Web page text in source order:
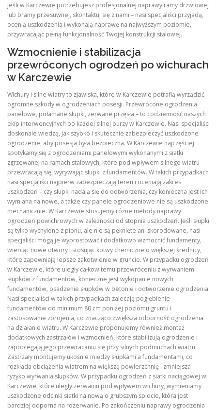
Jeśli w Karczewie potrzebujesz profesjonalnej naprawy ramy drzwiowej
lub bramy przesuwnej, skontaktuj się z nami – nasi specjaliści przyjadą,
ocenią uszkodzenia i wykonają naprawę na najwyższym poziomie,
przywracając pełną funkcjonalność Twojej konstrukcji stalowej.
Wzmocnienie i stabilizacja
przewróconych ogrodzeń po wichurach
w Karczewie
Wichury i silne wiatry to zjawiska, które w Karczewie potrafią wyrządzić
ogromne szkody w ogrodzeniach posesji. Przewrócone ogrodzenia
panelowe, połamane słupki, zerwane przęsła – to codzienność naszych
ekip interwencyjnych po każdej silnej burzy w Karczewie. Nasi specjaliści
doskonale wiedzą, jak szybko i skutecznie zabezpieczyć uszkodzone
ogrodzenie, aby posesja była bezpieczna. W Karczewie najczęściej
spotykamy się z ogrodzeniami panelowymi wykonanymi z siatki
zgrzewanej na ramach stalowych, które pod wpływem silnego wiatru
przewracają się, wyrywając słupki z fundamentów. W takich przypadkach
nasi specjaliści najpierw zabezpieczają teren i oceniają zakres
uszkodzeń – czy słupki nadają się do odtworzenia, czy konieczna jest ich
wymiana na nowe, a także czy panele ogrodzeniowe nie są uszkodzone
mechanicznie. W Karczewie stosujemy różne metody naprawy
ogrodzeń powichrowych w zależności od stopnia uszkodzeń. Jeśli słupki
są tylko wychylone z pionu, ale nie są pęknięte ani skorodowane, nasi
specjaliści mogą je wyprostować i dodatkowo wzmocnić fundamenty,
wiercąc nowe otwory i stosując kotwy chemiczne o większej średnicy,
które zapewniają lepsze zakotwienie w gruncie. W przypadku ogrodzeń
w Karczewie, które uległy całkowitemu przewróceniu z wyrwaniem
słupków z fundamentów, konieczne jest wykopanie nowych
fundamentów, osadzenie słupków w betonie i odtworzenie ogrodzenia.
Nasi specjaliści w takich przypadkach zalecają pogłębienie
fundamentów do minimum 80 cm poniżej poziomu gruntu i
zastosowanie zbrojenia, co znacząco zwiększa odporność ogrodzenia
na działanie wiatru. W Karczewie proponujemy również montaż
dodatkowych zastrzałów i wzmocnień, które stabilizują ogrodzenie i
zapobiegają jego przewracaniu się przy silnych podmuchach wiatru.
Zastrzały montujemy ukośnie między słupkami a fundamentami, co
rozkłada obciążenia wiatrem na większą powierzchnię i zmniejsza
ryzyko wyrwania słupków. W przypadku ogrodzeń z siatki naciągowej w
Karczewie, które uległy zerwaniu pod wpływem wichury, wymieniamy
uszkodzone odcinki siatki na nową o grubszym splocie, która jest
bardziej odporna na rozerwanie. Po zakończeniu naprawy ogrodzenia